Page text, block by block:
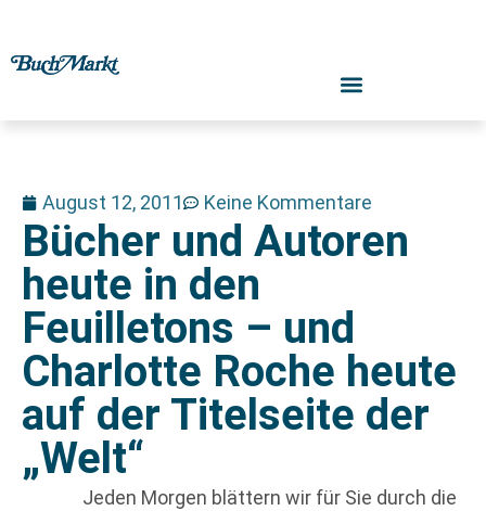
August 12, 2011 Keine Kommentare
Bücher und Autoren
heute in den
Feuilletons – und
Charlotte Roche heute
auf der Titelseite der
„Welt“
Jeden Morgen blättern wir für Sie durch die